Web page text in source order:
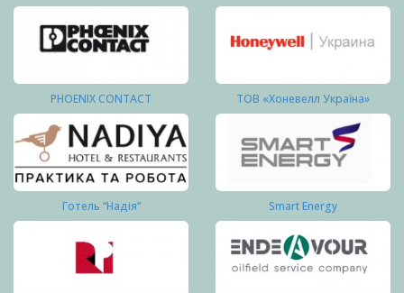
PHOENIX CONTACT ТОВ «Хоневелл Україна»
Готель “Надія” Smart Energy